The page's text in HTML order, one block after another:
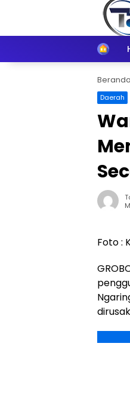
Beranda
Daerah
Foto :